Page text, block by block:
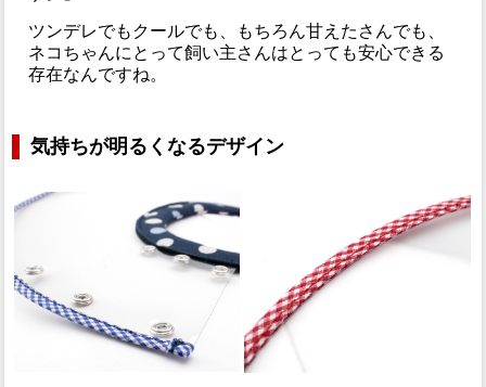
ツンデレでもクールでも、もちろん甘えたさんでも、
ネコちゃんにとって飼い主さんはとっても安心できる
存在なんですね。
気持ちが明るくなるデザイン